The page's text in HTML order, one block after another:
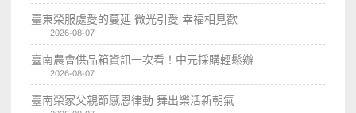
臺東榮服處愛的蔓延 微光引愛 幸福相見歡
2026-08-07
臺南農會供品箱資訊一次看！中元採購輕鬆辦
2026-08-07
臺南榮家父親節感恩律動 舞出樂活新朝氣